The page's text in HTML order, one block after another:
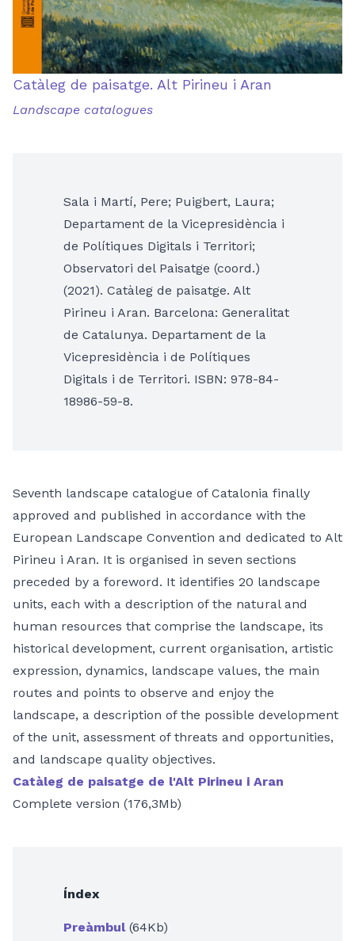
Catàleg de paisatge. Alt Pirineu i Aran
Landscape catalogues
Sala i Martí, Pere; Puigbert, Laura;
Departament de la Vicepresidència i
de Polítiques Digitals i Territori;
Observatori del Paisatge (coord.)
(2021). Catàleg de paisatge. Alt
Pirineu i Aran. Barcelona: Generalitat
de Catalunya. Departament de la
Vicepresidència i de Polítiques
Digitals i de Territori. ISBN: 978-84-
18986-59-8.
Seventh landscape catalogue of Catalonia finally
approved and published in accordance with the
European Landscape Convention and dedicated to Alt
Pirineu i Aran. It is organised in seven sections
preceded by a foreword. It identifies 20 landscape
units, each with a description of the natural and
human resources that comprise the landscape, its
historical development, current organisation, artistic
expression, dynamics, landscape values, the main
routes and points to observe and enjoy the
landscape, a description of the possible development
of the unit, assessment of threats and opportunities,
and landscape quality objectives.
Catàleg de paisatge de l'Alt Pirineu i Aran
Complete version (176,3Mb)
Índex
Preàmbul(64Kb)